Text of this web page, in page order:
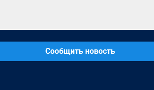
Сообщить новость